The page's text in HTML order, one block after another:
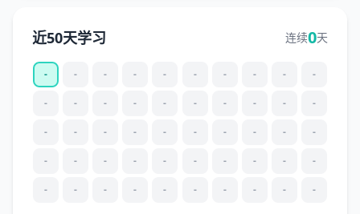
近50天学习 连续0天
- - - - - - - - - -
- - - - - - - - - -
- - - - - - - - - -
- - - - - - - - - -
- - - - - - - - - -